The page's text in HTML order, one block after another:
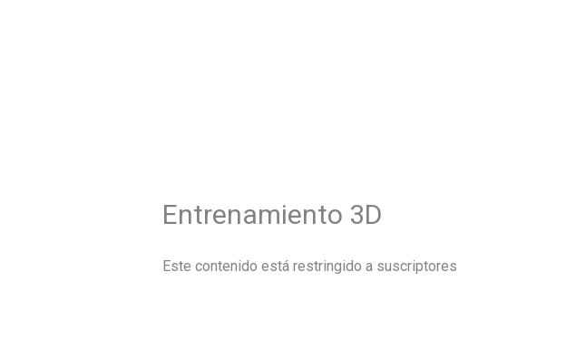
Entrenamiento 3D
Este contenido está restringido a suscriptores